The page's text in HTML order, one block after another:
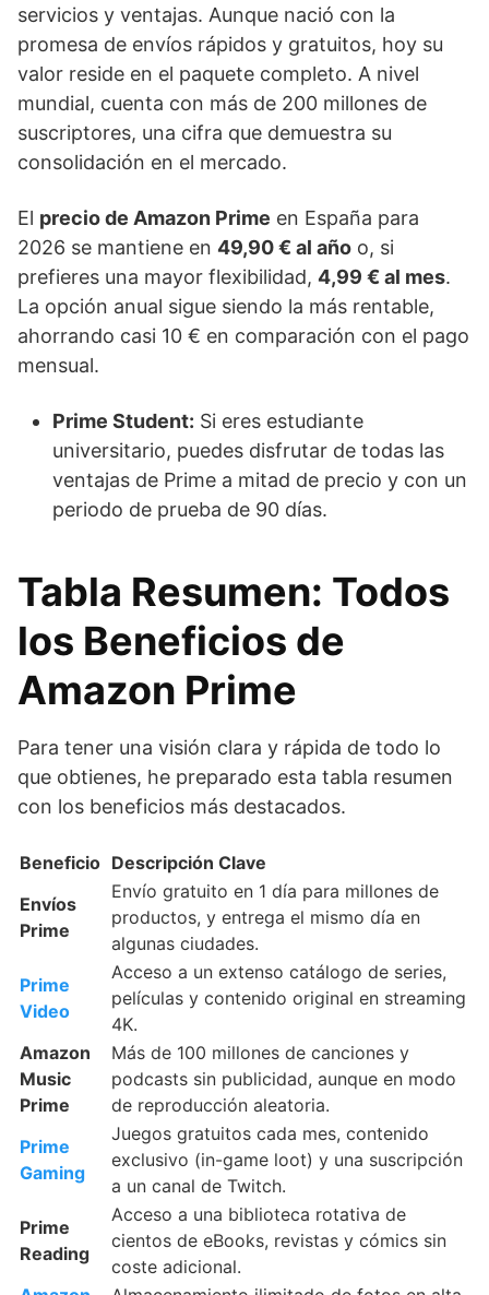
servicios y ventajas. Aunque nació con la
promesa de envíos rápidos y gratuitos, hoy su
valor reside en el paquete completo. A nivel
mundial, cuenta con más de 200 millones de
suscriptores, una cifra que demuestra su
consolidación en el mercado.
El precio de Amazon Prime en España para
2026 se mantiene en 49,90 € al año o, si
prefieres una mayor flexibilidad, 4,99 € al mes.
La opción anual sigue siendo la más rentable,
ahorrando casi 10 € en comparación con el pago
mensual.
Prime Student: Si eres estudiante
universitario, puedes disfrutar de todas las
ventajas de Prime a mitad de precio y con un
periodo de prueba de 90 días.
Tabla Resumen: Todos
los Beneficios de
Amazon Prime
Para tener una visión clara y rápida de todo lo
que obtienes, he preparado esta tabla resumen
con los beneficios más destacados.
Beneficio Descripción Clave
Envíos
Prime
Envío gratuito en 1 día para millones de
productos, y entrega el mismo día en
algunas ciudades.
Prime
Video
Acceso a un extenso catálogo de series,
películas y contenido original en streaming
4K.
Amazon
Music
Prime
Más de 100 millones de canciones y
podcasts sin publicidad, aunque en modo
de reproducción aleatoria.
Prime
Gaming
Juegos gratuitos cada mes, contenido
exclusivo (in-game loot) y una suscripción
a un canal de Twitch.
Prime
Reading
Acceso a una biblioteca rotativa de
cientos de eBooks, revistas y cómics sin
coste adicional.